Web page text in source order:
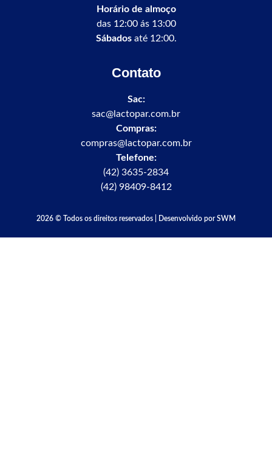
Horário de almoço
das 12:00 ás 13:00
Sábadosaté 12:00.
Contato
Sac:
sac@lactopar.com.br
Compras:
compras@lactopar.com.br
Telefone:
(42) 3635-2834
(42) 98409-8412
2026 © Todos os direitos reservados | Desenvolvido por SWM